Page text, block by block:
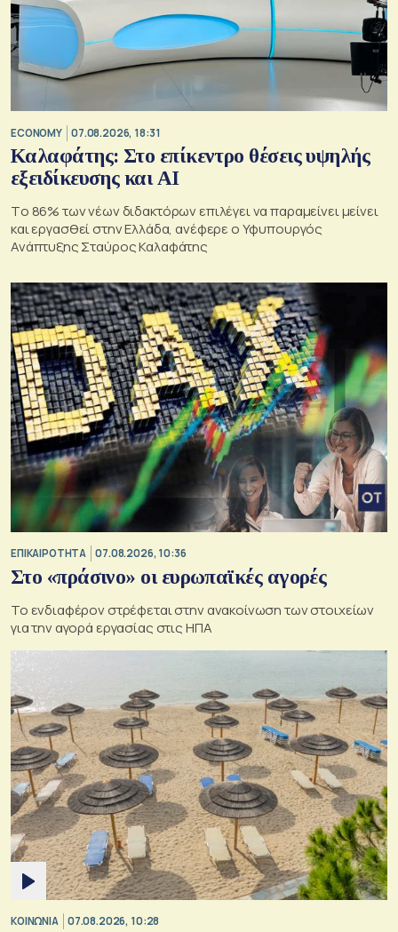
ECONOMY 07.08.2026, 18:31
Καλαφάτης: Στο επίκεντρο θέσεις υψηλής
εξειδίκευσης και AI
Tο 86% των νέων διδακτόρων επιλέγει να παραμείνει μείνει
και εργασθεί στην Ελλάδα, ανέφερε ο Υφυπουργός
Ανάπτυξης Σταύρος Καλαφάτης
ΕΠΙΚΑΙΡΟΤΗΤΑ 07.08.2026, 10:36
Στο «πράσινο» οι ευρωπαϊκές αγορές
Το ενδιαφέρον στρέφεται στην ανακοίνωση των στοιχείων
για την αγορά εργασίας στις ΗΠΑ
ΚΟΙΝΩΝΙΑ 07.08.2026, 10:28